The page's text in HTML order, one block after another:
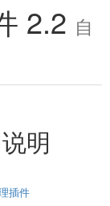
2.2 自
明
插件